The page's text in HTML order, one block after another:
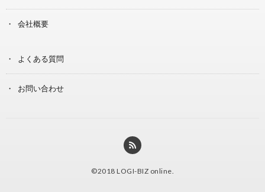
会社概要
よくある質問
お問い合わせ
©2018 LOGI-BIZ online.